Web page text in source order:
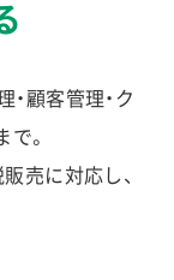
顧客管理・ク
。
売に対応し、